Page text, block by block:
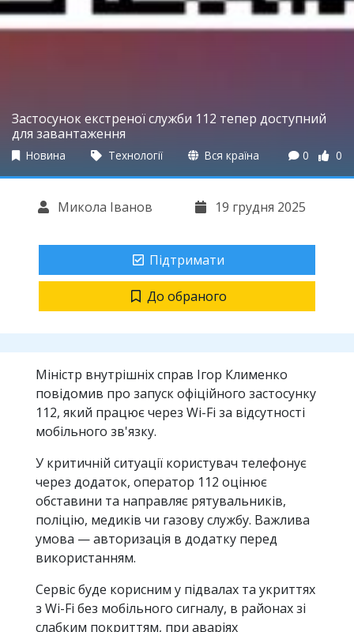
Застосунок екстреної служби 112 тепер доступний
для завантаження
Новина Технології Вся країна 0 0
Микола Іванов 19 грудня 2025
Підтримати
До обраного
Міністр внутрішніх справ Ігор Клименко
повідомив про запуск офіційного застосунку
112, який працює через Wi-Fi за відсутності
мобільного зв'язку.
У критичній ситуації користувач телефонує
через додаток, оператор 112 оцінює
обставини та направляє рятувальників,
поліцію, медиків чи газову службу. Важлива
умова — авторизація в додатку перед
використанням.
Сервіс буде корисним у підвалах та укриттях
з Wi-Fi без мобільного сигналу, в районах зі
слабким покриттям, при аваріях